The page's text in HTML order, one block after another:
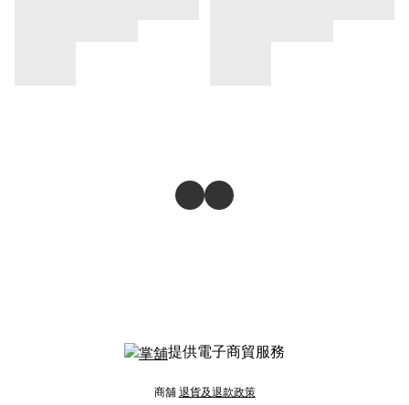
提供電子商貿服務
商舖 退貨及退款政策